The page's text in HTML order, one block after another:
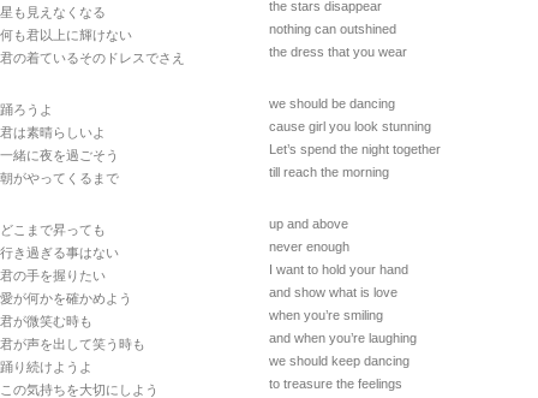
星も見えなくなる
何も君以上に輝けない
君の着ているそのドレスでさえ
踊ろうよ
君は素晴らしいよ
一緒に夜を過ごそう
朝がやってくるまで
どこまで昇っても
行き過ぎる事はない
君の手を握りたい
愛が何かを確かめよう
君が微笑む時も
君が声を出して笑う時も
踊り続けようよ
この気持ちを大切にしよう
the stars disappear
nothing can outshined
the dress that you wear
we should be dancing
cause girl you look stunning
Let’s spend the night together
till reach the morning
up and above
never enough
I want to hold your hand
and show what is love
when you’re smiling
and when you’re laughing
we should keep dancing
to treasure the feelings